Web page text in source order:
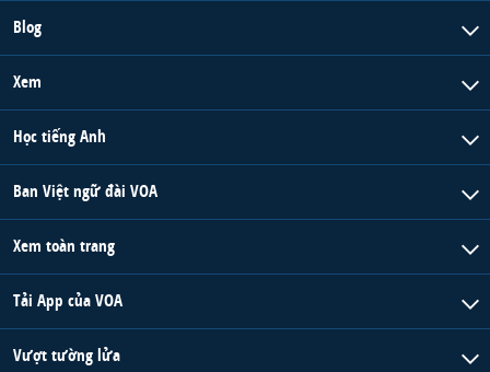
Blog
Xem
Học tiếng Anh
Ban Việt ngữ đài VOA
Xem toàn trang
Tải App của VOA
Vượt tường lửa